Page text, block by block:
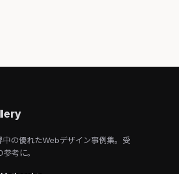
の優れたWebデザイン事例集。受
考に。